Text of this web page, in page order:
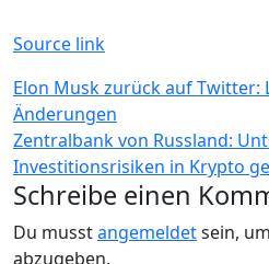
Source link
Beitragsnavigation
Elon Musk zurück auf Twitter:
Änderungen
Zentralbank von Russland:
Investitionsrisiken in Krypto
Schreibe einen
Du musstangemeldetsein,
abzugeben.